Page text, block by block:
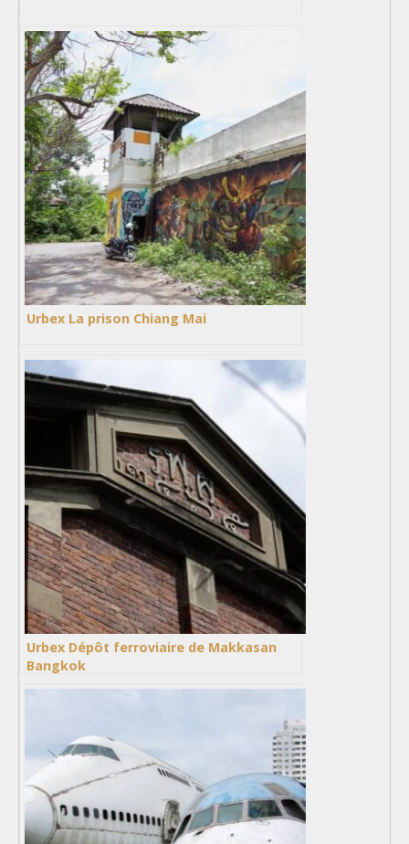
Urbex La prison Chiang Mai
Urbex Dépôt ferroviaire de Makkasan
Bangkok